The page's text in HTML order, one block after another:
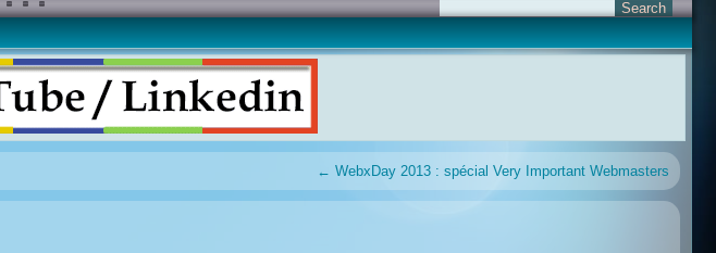
← WebxDay 2013 : spécial Very Important Webmasters